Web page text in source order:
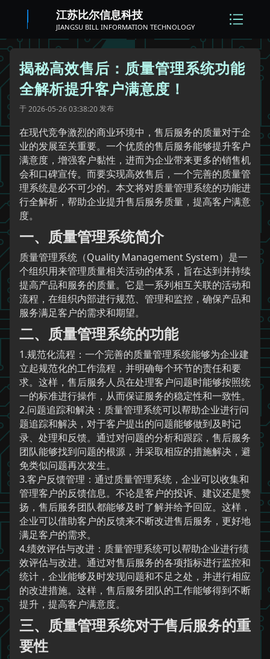
江苏比尔信息科技
JIANGSU BILL INFORMATION TECHNOLOGY
揭秘高效售后：质量管理系统功能
全解析提升客户满意度！
于2026-05-26 03:38:20发布
在现代竞争激烈的商业环境中，售后服务的质量对于企
业的发展至关重要。一个优质的售后服务能够提升客户
满意度，增强客户黏性，进而为企业带来更多的销售机
会和口碑宣传。而要实现高效售后，一个完善的质量管
理系统是必不可少的。本文将对质量管理系统的功能进
行全解析，帮助企业提升售后服务质量，提高客户满意
度。
一、质量管理系统简介
质量管理系统（Quality Management System）是一
个组织用来管理质量相关活动的体系，旨在达到并持续
提高产品和服务的质量。它是一系列相互关联的活动和
流程，在组织内部进行规范、管理和监控，确保产品和
服务满足客户的需求和期望。
二、质量管理系统的功能
1.规范化流程：一个完善的质量管理系统能够为企业建
立起规范化的工作流程，并明确每个环节的责任和要
求。这样，售后服务人员在处理客户问题时能够按照统
一的标准进行操作，从而保证服务的稳定性和一致性。
2.问题追踪和解决：质量管理系统可以帮助企业进行问
题追踪和解决，对于客户提出的问题能够做到及时记
录、处理和反馈。通过对问题的分析和跟踪，售后服务
团队能够找到问题的根源，并采取相应的措施解决，避
免类似问题再次发生。
3.客户反馈管理：通过质量管理系统，企业可以收集和
管理客户的反馈信息。不论是客户的投诉、建议还是赞
扬，售后服务团队都能够及时了解并给予回应。这样，
企业可以借助客户的反馈来不断改进售后服务，更好地
满足客户的需求。
4.绩效评估与改进：质量管理系统可以帮助企业进行绩
效评估与改进。通过对售后服务的各项指标进行监控和
统计，企业能够及时发现问题和不足之处，并进行相应
的改进措施。这样，售后服务团队的工作能够得到不断
提升，提高客户满意度。
三、质量管理系统对于售后服务的重
要性